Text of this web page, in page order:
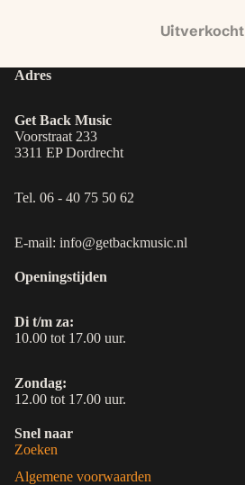
Uitverkocht
Adres
Get Back Music
Voorstraat 233
3311 EP Dordrecht
Tel. 06 - 40 75 50 62
E-mail: info@getbackmusic.nl
Openingstijden
Di t/m za:
10.00 tot 17.00 uur.
Zondag:
12.00 tot 17.00 uur.
Snel naar
Zoeken
Algemene voorwaarden